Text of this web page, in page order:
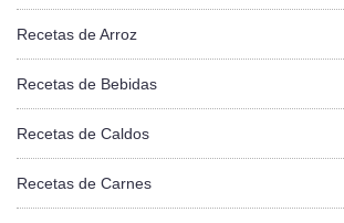
Recetas de Arroz
Recetas de Bebidas
Recetas de Caldos
Recetas de Carnes